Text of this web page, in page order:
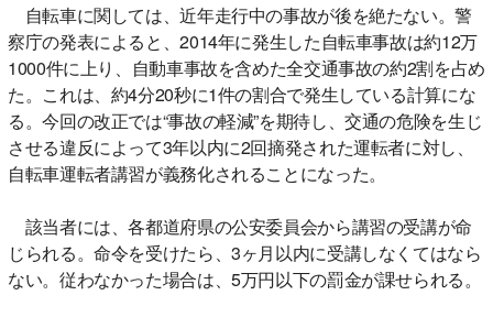
自転車に関しては、近年走行中の事故が後を絶たない。警
察庁の発表によると、2014年に発生した自転車事故は約12万
1000件に上り、自動車事故を含めた全交通事故の約2割を占め
た。これは、約4分20秒に1件の割合で発生している計算にな
る。今回の改正では“事故の軽減”を期待し、交通の危険を生じ
させる違反によって3年以内に2回摘発された運転者に対し、
自転車運転者講習が義務化されることになった。
該当者には、各都道府県の公安委員会から講習の受講が命
じられる。命令を受けたら、3ヶ月以内に受講しなくてはなら
ない。従わなかった場合は、5万円以下の罰金が課せられる。